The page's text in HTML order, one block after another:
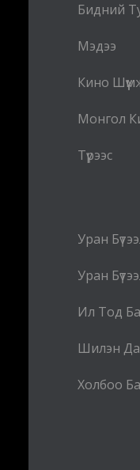
Бидний
Мэдээ
Кино
Монгол
Түрээс
Уран
Уран
Ил Тод
Шилэн
Холбоо